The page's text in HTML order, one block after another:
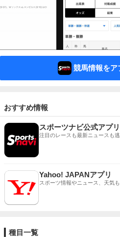
競馬情報をア
おすすめ情報
スポーツナビ公式アプリ
注目のレースも最新ニュースも
Yahoo! JAPANアプリ
スポーツ情報やニュース、天気
種目一覧